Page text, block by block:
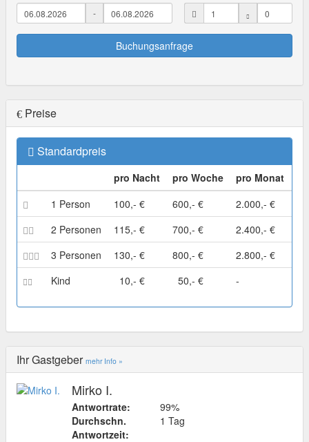
-
Buchungsanfrage
Preise
Standardpreis
pro Nacht pro Woche
pro Monat
1 Person
100,- € 600,- €
2.000,- €
2 Personen
115,- € 700,- €
2.400,- €
3 Personen
130,- € 800,- €
2.800,- €
Kind
10,- € 50,- € -
Ihr Gastgeber mehr Info »
Mirko I.
Antwortrate:
99%
Durchschn.
Antwortzeit:
1 Tag